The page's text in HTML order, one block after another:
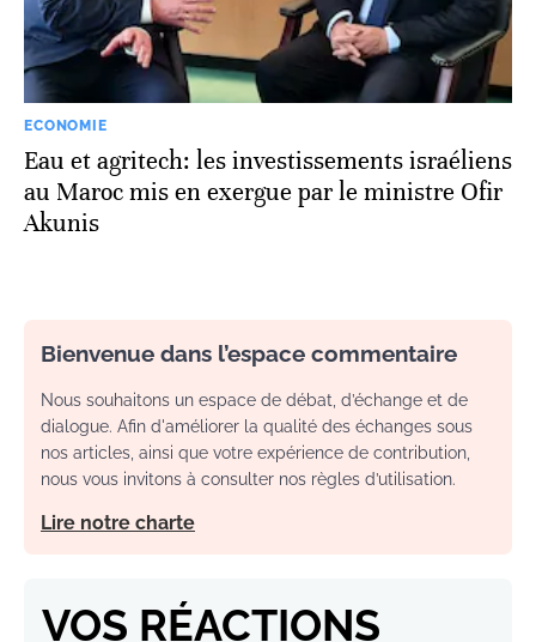
ECONOMIE
Eau et agritech: les investissements israéliens
au Maroc mis en exergue par le ministre Ofir
Akunis
Bienvenue dans l’espace commentaire
Nous souhaitons un espace de débat, d’échange et de
dialogue. Afin d'améliorer la qualité des échanges sous
nos articles, ainsi que votre expérience de contribution,
nous vous invitons à consulter nos règles d’utilisation.
Lire notre charte
VOS RÉACTIONS